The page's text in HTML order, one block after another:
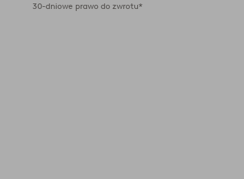
30-dniowe prawo do zwrotu*